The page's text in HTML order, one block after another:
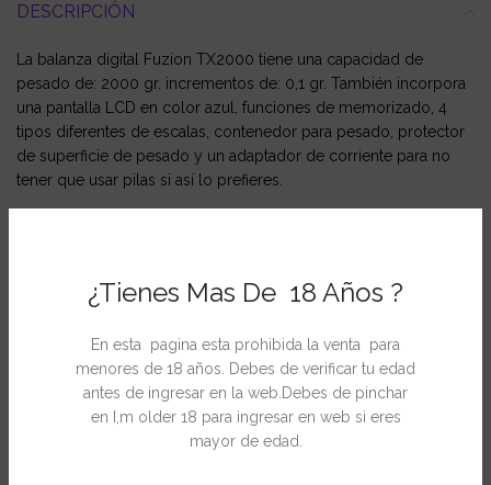
¿Tienes Mas De 18 Años ?
En esta pagina esta prohibida la venta para
menores de 18 años. Debes de verificar tu edad
antes de ingresar en la web.Debes de pinchar
en I,m older 18 para ingresar en web si eres
mayor de edad.
DESCRIPCIÓN
La balanza digital Fuzion TX2000 tiene una capacidad de
pesado de: 2000 gr. incrementos de: 0,1 gr. También incorpora
una pantalla LCD en color azul, funciones de memorizado, 4
tipos diferentes de escalas, contenedor para pesado, protector
de superficie de pesado y un adaptador de corriente para no
tener que usar pilas si así lo prefieres.
PRODUCTOS RELACIONADOS